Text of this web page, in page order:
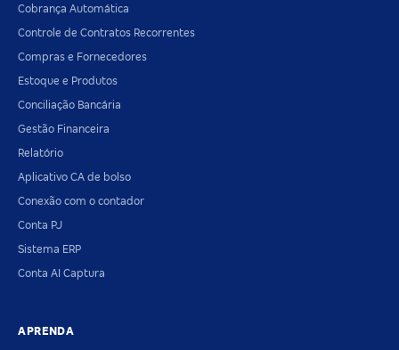
Cobrança Automática
Controle de Contratos Recorrentes
Compras e Fornecedores
Estoque e Produtos
Conciliação Bancária
Gestão Financeira
Relatório
Aplicativo CA de bolso
Conexão com o contador
Conta PJ
Sistema ERP
Conta AI Captura
APRENDA